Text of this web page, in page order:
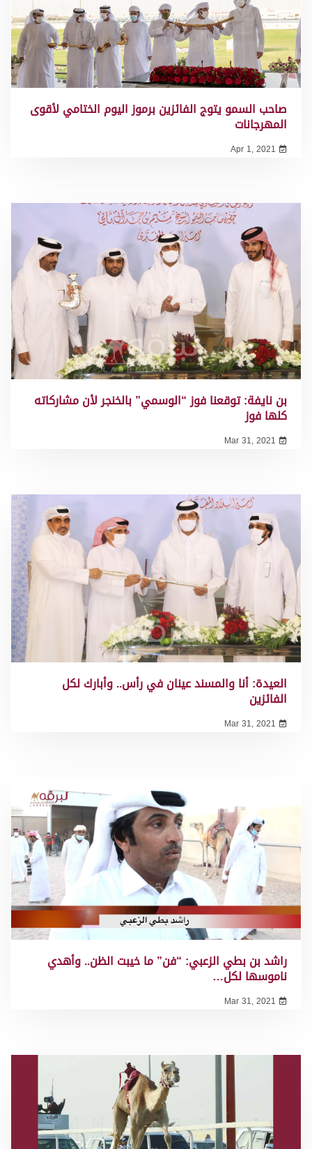
صاحب السمو يتوج الفائزين برموز اليوم الختامي لأقوى
المهرجانات
Apr 1, 2021
بن نايفة: توقعنا فوز “الوسمي” بالخنجر لأن مشاركاته
كلها فوز
Mar 31, 2021
العيدة: أنا والمسند عينان في رأس.. وأبارك لكل
الفائزين
Mar 31, 2021
راشد بن بطي الزعبي: “فن” ما خيبت الظن.. وأهدي
ناموسها لكل…
Mar 31, 2021